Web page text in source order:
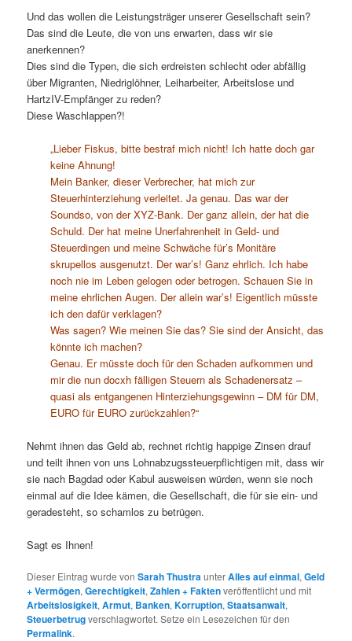
Und das wollen die Leistungsträger unserer Gesellschaft sein?
Das sind die Leute, die von uns erwarten, dass wir sie
anerkennen?
Dies sind die Typen, die sich erdreisten schlecht oder abfällig
über Migranten, Niedriglöhner, Leiharbeiter, Arbeitslose und
HartzIV-Empfänger zu reden?
Diese Waschlappen?!
„Lieber Fiskus, bitte bestraf mich nicht! Ich hatte doch gar
keine Ahnung!
Mein Banker, dieser Verbrecher, hat mich zur
Steuerhinterziehung verleitet. Ja genau. Das war der
Soundso, von der XYZ-Bank. Der ganz allein, der hat die
Schuld. Der hat meine Unerfahrenheit in Geld- und
Steuerdingen und meine Schwäche für’s Monitäre
skrupellos ausgenutzt. Der war’s! Ganz ehrlich. Ich habe
noch nie im Leben gelogen oder betrogen. Schauen Sie in
meine ehrlichen Augen. Der allein war’s! Eigentlich müsste
ich den dafür verklagen?
Was sagen? Wie meinen Sie das? Sie sind der Ansicht, das
könnte ich machen?
Genau. Er müsste doch für den Schaden aufkommen und
mir die nun docxh fälligen Steuern als Schadenersatz –
quasi als entgangenen Hinterziehungsgewinn – DM für DM,
EURO für EURO zurückzahlen?“
Nehmt ihnen das Geld ab, rechnet richtig happige Zinsen drauf
und teilt ihnen von uns Lohnabzugssteuerpflichtigen mit, dass wir
sie nach Bagdad oder Kabul ausweisen würden, wenn sie noch
einmal auf die Idee kämen, die Gesellschaft, die für sie ein- und
geradesteht, so schamlos zu betrügen.
Sagt es Ihnen!
Dieser Eintrag wurde vonSarah ThustraunterAlles auf einmal,Geld
+ Vermögen,Gerechtigkeit,Zahlen + Faktenveröffentlicht und mit
Arbeitslosigkeit,Armut, Banken,Korruption,Staatsanwalt,
Steuerbetrugverschlagwortet. Setze ein Lesezeichen für den
Permalink.